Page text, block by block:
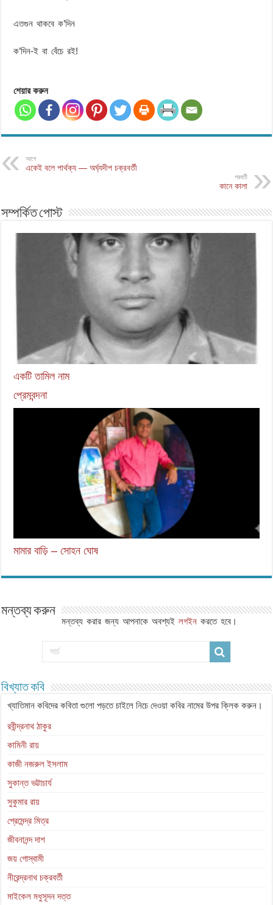
এতগুন থাকবে ক’দিন
ক’দিন-ই বা বেঁচে রই!
শেয়ার করুন
আগে
একেই বলে পার্থক্য — অর্ঘ্যদীপ চক্রবর্তী
পরবর্তী
কানে কালা
সম্পর্কিত পোস্ট
একটি তামিল নাম
প্রেমবন্দনা
মামার বাড়ি – সোহন ঘোষ
মন্তব্য করুন
মন্তব্য করার জন্য আপনাকে অবশ্যইলগইন করতে হবে।
বিখ্যাত কবি
খ্যাতিমান কবিদের কবিতা গুলো পড়তে চাইলে নিচে দেওয়া কবির নামের উপর ক্লিক করুন।
রবীন্দ্রনাথ ঠাকুর
কামিনী রায়
কাজী নজরুল ইসলাম
সুকান্ত ভট্টাচার্য
সুকুমার রায়
প্রেমেন্দ্র মিত্র
জীবনানন্দ দাশ
জয় গোস্বামী
নীরেন্দ্রনাথ চক্রবর্তী
মাইকেল মধুসূদন দত্ত